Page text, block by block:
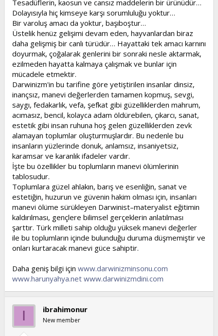
t
a
n
h
i
Tesadüflerin, kaosun ve cansız maddelerin bir ürünüdür…
Dolayısıyla hiç kimseye karşı sorumluluğu yoktur…
Bir varoluş amacı da yoktur, başıboştur…
Üstelik henüz gelişimi devam eden, hayvanlardan biraz
daha gelişmiş bir canlı türüdür… Hayattaki tek amacı karnını
doyurmak, çoğalarak genlerini bir sonraki nesle aktarmak,
ezilmeden hayatta kalmaya çalışmak ve bunlar için
mücadele etmektir.
Darwinizm'in bu tarifine göre yetiştirilen insanlar dinsiz,
inançsız, manevi değerlerden tamamen kopmuş, sevgi,
saygı, fedakarlık, vefa, şefkat gibi güzelliklerden mahrum,
acımasız, bencil, kolayca adam öldürebilen, çıkarcı, sanat,
estetik gibi insan ruhuna hoş gelen güzelliklerden zevk
alamayan toplumlar oluşturmuşlardır. Bu nedenle bu
insanların yüzlerinde donuk, anlamsız, insaniyetsiz,
karamsar ve karanlık ifadeler vardır.
İşte bu özellikler bu toplumların manevi ölümlerinin
tablosudur.
Toplumlara güzel ahlakın, barış ve esenliğin, sanat ve
estetiğin, huzurun ve güvenin hakim olması için, insanları
manevi ölüme sürükleyen Darwinist–materyalist eğitimin
kaldırılması, gençlere bilimsel gerçeklerin anlatılması
şarttır. Türk milleti sahip olduğu yüksek manevi değerler
ile bu toplumların içinde bulunduğu duruma düşmemiştir ve
onları kurtaracak manevi güce sahiptir.
Daha geniş bilgi için www.darwinizminsonu.com
www.harunyahya.net www.darwinizmdini.com
I ibrahimonur
New member